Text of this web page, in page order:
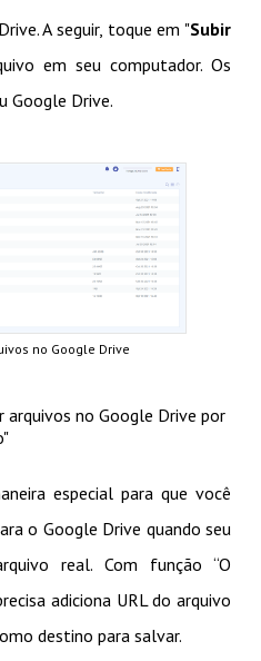
A seguir, toque em "Subir
em seu computador. Os
Google Drive.
no Google Drive
no Google Drive por
especial para que você
o Google Drive quando seu
real. Com função “O
adiciona URL do arquivo
destino para salvar.